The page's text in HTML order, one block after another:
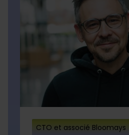
CTO et associé Bloomays